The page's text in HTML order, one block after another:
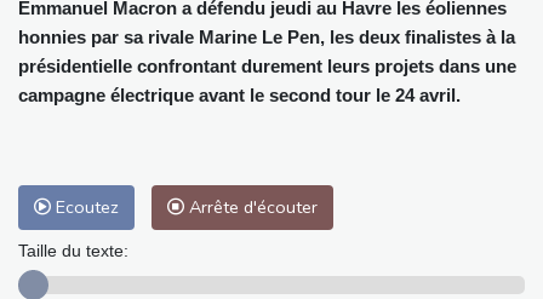
Emmanuel Macron a défendu jeudi au Havre les éoliennes
honnies par sa rivale Marine Le Pen, les deux finalistes à la
présidentielle confrontant durement leurs projets dans une
campagne électrique avant le second tour le 24 avril.
Ecoutez Arrête d'écouter
Taille du texte: